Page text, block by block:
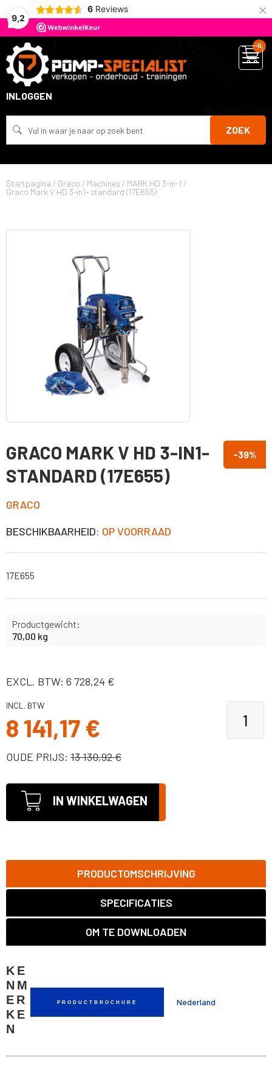
9,2
6 Reviews ×
ZOEK
INLOGGEN
0
Startpagina / Graco / Machines / MARK HD 3-in-1 /
Graco Mark V HD 3-in1- standard (17E655)
-39%
GRACO MARK V HD 3-IN1-
STANDARD (17E655)
GRACO
BESCHIKBAARHEID: OP VOORRAAD
17E655
Productgewicht:
70,00 kg
EXCL. BTW: 6 728,24 €
INCL. BTW
8 141,17 €
OUDE PRIJS: 13 130,92 €
IN WINKELWAGEN
PRODUCTOMSCHRIJVING
SPECIFICATIES
OM TE DOWNLOADEN
KE
NM
ER
KE
N
PRODUCTBROCHURE Nederland